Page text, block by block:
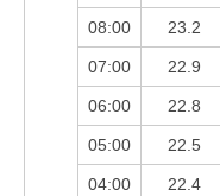
08:00 23.2
07:00 22.9
06:00 22.8
05:00 22.5
04:00 22.4